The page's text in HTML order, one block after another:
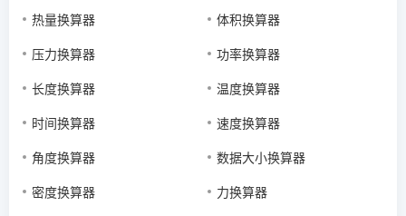
热量换算器 体积换算器
压力换算器 功率换算器
长度换算器 温度换算器
时间换算器 速度换算器
角度换算器 数据大小换算器
密度换算器 力换算器